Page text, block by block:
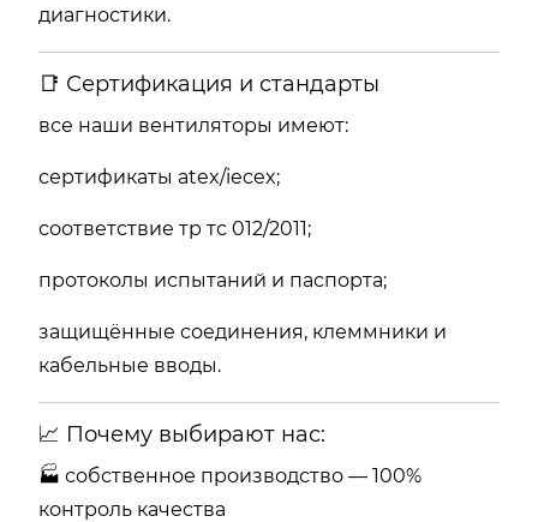
диагностики.
📑 Сертификация и стандарты
все наши вентиляторы имеют:
сертификаты atex/iecex;
соответствие тр тс 012/2011;
протоколы испытаний и паспорта;
защищённые соединения, клеммники и
кабельные вводы.
📈 Почему выбирают нас:
🏭 собственное производство — 100%
контроль качества